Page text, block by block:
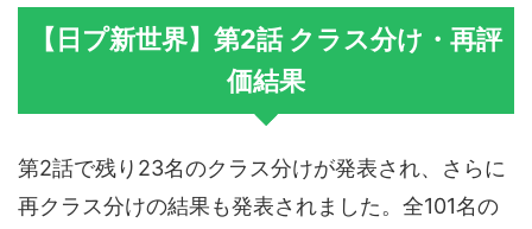
【日プ新世界】第2話 クラス分け・再評
価結果
第2話で残り23名のクラス分けが発表され、さらに
再クラス分けの結果も発表されました。全101名の